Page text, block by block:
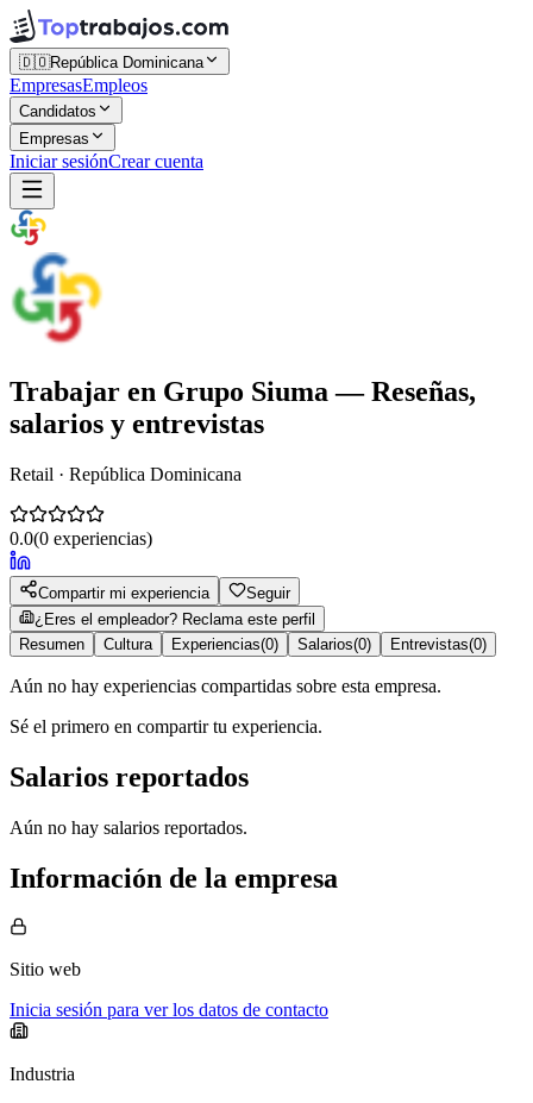
🇩🇴República Dominicana
EmpresasEmpleos
Candidatos
Empresas
Iniciar sesiónCrear cuenta
Trabajar en Grupo Siuma — Reseñas,
salarios y entrevistas
Retail · República Dominicana
0.0(0 experiencias)
Compartir mi experiencia
Seguir
¿Eres el empleador? Reclama este perfil
Resumen
Cultura Experiencias(0) Salarios(0) Entrevistas(0)
Aún no hay experiencias compartidas sobre esta empresa.
Sé el primero en compartir tu experiencia.
Salarios reportados
Aún no hay salarios reportados.
Información de la empresa
Sitio web
Inicia sesión para ver los datos de contacto
Industria